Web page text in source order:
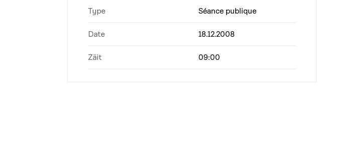
Type Séance publique
Date 18.12.2008
Zäit 09:00